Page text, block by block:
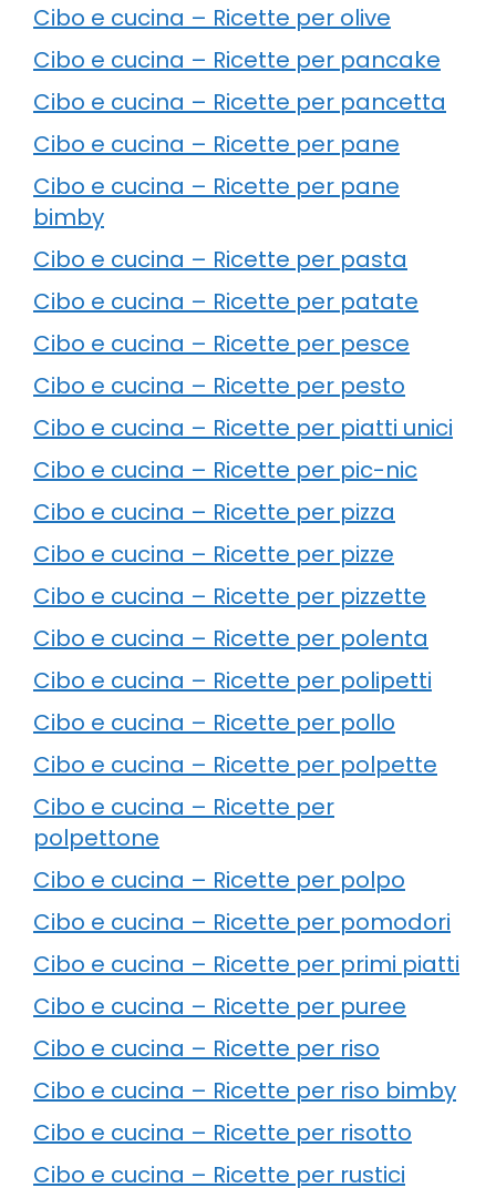
Cibo e cucina – Ricette per olive
Cibo e cucina – Ricette per pancake
Cibo e cucina – Ricette per pancetta
Cibo e cucina – Ricette per pane
Cibo e cucina – Ricette per pane
bimby
Cibo e cucina – Ricette per pasta
Cibo e cucina – Ricette per patate
Cibo e cucina – Ricette per pesce
Cibo e cucina – Ricette per pesto
Cibo e cucina – Ricette per piatti unici
Cibo e cucina – Ricette per pic-nic
Cibo e cucina – Ricette per pizza
Cibo e cucina – Ricette per pizze
Cibo e cucina – Ricette per pizzette
Cibo e cucina – Ricette per polenta
Cibo e cucina – Ricette per polipetti
Cibo e cucina – Ricette per pollo
Cibo e cucina – Ricette per polpette
Cibo e cucina – Ricette per
polpettone
Cibo e cucina – Ricette per polpo
Cibo e cucina – Ricette per pomodori
Cibo e cucina – Ricette per primi piatti
Cibo e cucina – Ricette per puree
Cibo e cucina – Ricette per riso
Cibo e cucina – Ricette per riso bimby
Cibo e cucina – Ricette per risotto
Cibo e cucina – Ricette per rustici